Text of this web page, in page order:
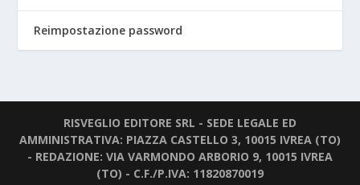
Reimpostazione password
RISVEGLIO EDITORE SRL - SEDE LEGALE ED
AMMINISTRATIVA: PIAZZA CASTELLO 3, 10015 IVREA (TO)
- REDAZIONE: VIA VARMONDO ARBORIO 9, 10015 IVREA
(TO) - C.F./P.IVA: 11820870019